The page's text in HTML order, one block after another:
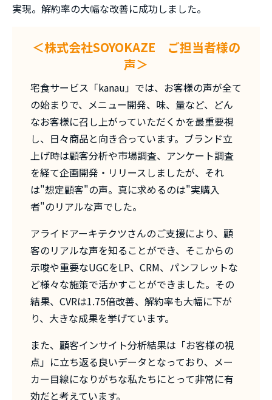
実現。解約率の大幅な改善に成功しました。
＜株式会社SOYOKAZE ご担当者様の
声＞
宅食サービス「kanau」では、お客様の声が全て
の始まりで、メニュー開発、味、量など、どん
なお客様に召し上がっていただくかを最重要視
し、日々商品と向き合っています。ブランド立
上げ時は顧客分析や市場調査、アンケート調査
を経て企画開発・リリースしましたが、それ
は"想定顧客"の声。真に求めるのは"実購入
者"のリアルな声でした。
アライドアーキテクツさんのご支援により、顧
客のリアルな声を知ることができ、そこからの
示唆や重要なUGCをLP、CRM、パンフレットな
ど様々な施策で活かすことができました。その
結果、CVRは1.75倍改善、解約率も大幅に下が
り、大きな成果を挙げています。
また、顧客インサイト分析結果は「お客様の視
点」に立ち返る良いデータとなっており、メー
カー目線になりがちな私たちにとって非常に有
効だと考えています。